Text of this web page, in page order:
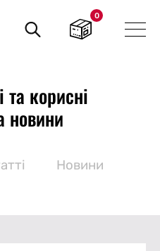
Пошук
товарів
0
та корисні
новини
Новини